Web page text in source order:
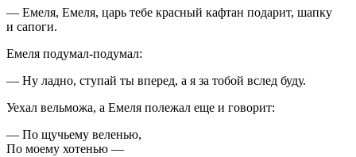
— Емеля, Емеля, царь тебе красный кафтан подарит, шапку
и сапоги.
Емеля подумал-подумал:
— Ну ладно, ступай ты вперед, а я за тобой вслед буду.
Уехал вельможа, а Емеля полежал еще и говорит:
— По щучьему веленью,
По моему хотенью —